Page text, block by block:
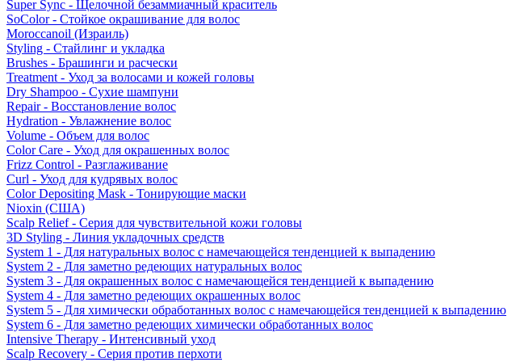
Super Sync - Щелочной безаммиачный краситель
SoColor - Стойкое окрашивание для волос
Moroccanoil (Израиль)
Styling - Стайлинг и укладка
Brushes - Брашинги и расчески
Treatment - Уход за волосами и кожей головы
Dry Shampoo - Сухие шампуни
Repair - Восстановление волос
Hydration - Увлажнение волос
Volume - Объем для волос
Color Care - Уход для окрашенных волос
Frizz Control - Разглаживание
Curl - Уход для кудрявых волос
Color Depositing Mask - Тонирующие маски
Nioxin (США)
Scalp Relief - Серия для чувствительной кожи головы
3D Styling - Линия укладочных средств
System 1 - Для натуральных волос с намечающейся тенденцией к выпадению
System 2 - Для заметно редеющих натуральных волос
System 3 - Для окрашенных волос с намечающейся тенденцией к выпадению
System 4 - Для заметно редеющих окрашенных волос
System 5 - Для химически обработанных волос с намечающейся тенденцией к выпадению
System 6 - Для заметно редеющих химически обработанных волос
Intensive Therapy - Интенсивный уход
Scalp Recovery - Серия против перхоти